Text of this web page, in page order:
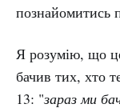
познайомитись
Я розумію, що
бачив тих, хто
13: "зараз ми